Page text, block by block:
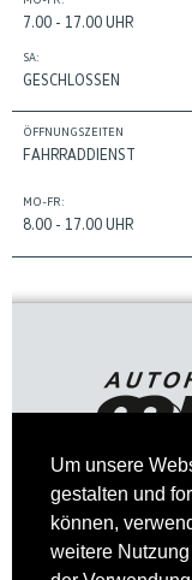
Um unsere
gestalten und
können,
weitere
7.00 - 17.00 UHR
SA:
GESCHLOSSEN
ÖFFNUNGSZEITEN
FAHRRADDIENST
MO-FR:
8.00 - 17.00 UHR